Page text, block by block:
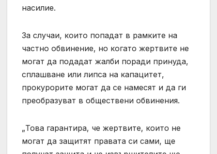
насилие.
За случаи, които попадат в рамките на
частно обвинение, но когато жертвите не
могат да подадат жалби поради принуда,
сплашване или липса на капацитет,
прокурорите могат да се намесят и да ги
преобразуват в обществени обвинения.
„Това гарантира, че жертвите, които не
могат да защитят правата си сами, ще